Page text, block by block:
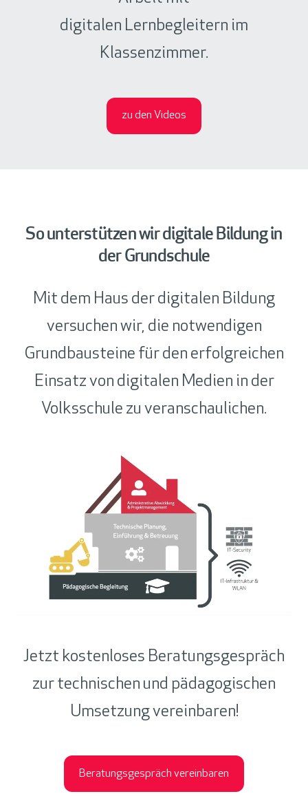
digitalen Lernbegleitern im
Klassenzimmer.
zu den Videos
So unterstützen wir digitale Bildung in
der Grundschule
Mit dem Haus der digitalen Bildung
versuchen wir, die notwendigen
Grundbausteine für den erfolgreichen
Einsatz von digitalen Medien in der
Volksschule zu veranschaulichen.
Jetzt kostenloses Beratungsgespräch
zur technischen und pädagogischen
Umsetzung vereinbaren!
Beratungsgespräch vereinbaren